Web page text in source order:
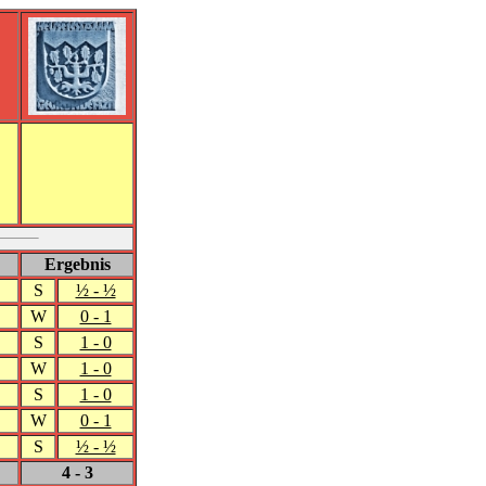
Ergebnis
S
½ - ½
W
0 - 1
S
1 - 0
W
1 - 0
S
1 - 0
W
0 - 1
S
½ - ½
4 - 3